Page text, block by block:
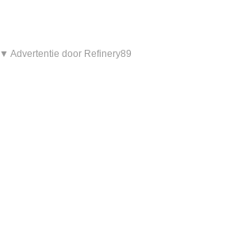
▼ Advertentie door Refinery89